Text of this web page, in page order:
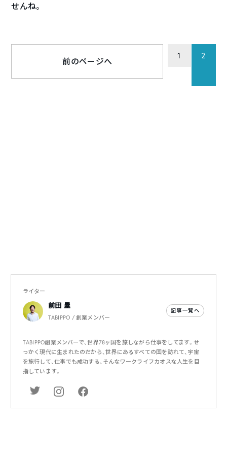
せんね。
前のページへ
1 2
ライター
前田 塁
TABIPPO / 創業メンバー
記事一覧へ
TABIPPO創業メンバーで、世界78ヶ国を旅しながら仕事をしてます。せ
っかく現代に生まれたのだから、世界にあるすべての国を訪れて、宇宙
を旅行して、仕事でも成功する、そんなワークライフカオスな人生を目
指しています。